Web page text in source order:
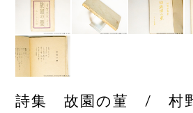
詩集 故園の菫 /